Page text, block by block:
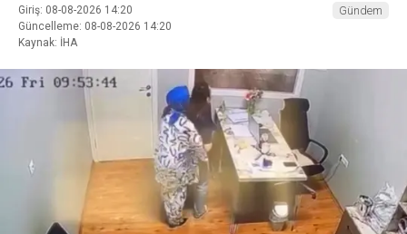
Giriş: 08-08-2026 14:20
Güncelleme: 08-08-2026 14:20
Kaynak: İHA
Gündem